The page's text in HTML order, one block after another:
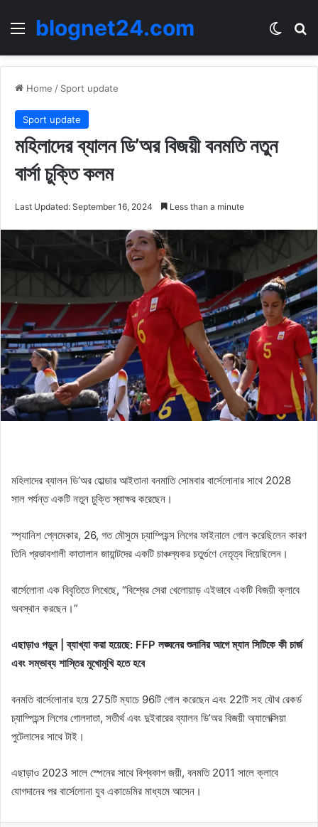
Menublognet24.com
Home / Sport update
Sport update
মহিলাদের ব্যালন ডি’অর বিজয়ী বনমতি নতুন
বার্সা চুক্তি কলম
Last Updated: September 16, 2024 Less than a minute
মহিলাদের ব্যালন ডি’অর হোল্ডার আইতানা বনমাতি সোমবার বার্সেলোনার সাথে 2028
সাল পর্যন্ত একটি নতুন চুক্তি স্বাক্ষর করেছেন।
স্প্যানিশ প্লেমেকার, 26, গত মৌসুমে চ্যাম্পিয়ন্স লিগের ফাইনালে গোল করেছিলেন কারণ
তিনি প্রভাবশালী কাতালান জায়ান্টদের একটি চাঞ্চল্যকর চতুর্গুণে নেতৃত্ব দিয়েছিলেন।
বার্সেলোনা এক বিবৃতিতে লিখেছে, “বিশ্বের সেরা খেলোয়াড় এইভাবে একটি বিজয়ী ক্লাবে
অবস্থান করছেন।”
এছাড়াও পড়ুন | ব্যাখ্যা করা হয়েছে: FFP লঙ্ঘনের শুনানির আগে ম্যান সিটিকে কী চার্জ
এবং সম্ভাব্য শাস্তির মুখোমুখি হতে হবে
বনমতি বার্সেলোনার হয়ে 275টি ম্যাচে 96টি গোল করেছেন এবং 22টি সহ যৌথ রেকর্ড
চ্যাম্পিয়ন্স লিগের গোলদাতা, সতীর্থ এবং দুইবারের ব্যালন ডি’অর বিজয়ী অ্যালেক্সিয়া
পুটেলাসের সাথে টাই।
এছাড়াও 2023 সালে স্পেনের সাথে বিশ্বকাপ জয়ী, বনমতি 2011 সালে ক্লাবে
যোগদানের পর বার্সেলোনা যুব একাডেমির মাধ্যমে আসেন।